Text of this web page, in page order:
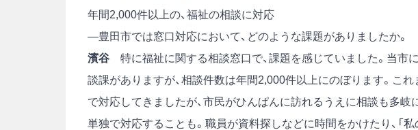
年間2,000件以上の、福祉の相談に対応
―豊田市では窓口対応において、どのような課題がありましたか。
濱谷 特に福祉に関する相談窓口で、課題を感じていました。当市
談課がありますが、相談件数は年間2,000件以上にのぼります。こ
で対応してきましたが、市民がひんぱんに訪れるうえに相談も多岐
単独で対応することも。職員が資料探しなどに時間をかけたり、「